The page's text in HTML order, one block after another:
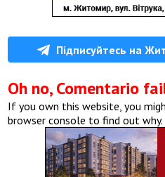
Підписуйтесь на
Oh no, Comentario
If you own this website, you
browser console to find out why.